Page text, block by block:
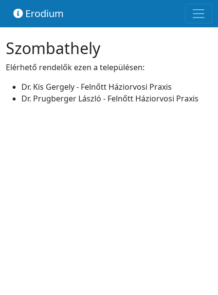
Erodium
Szombathely
Elérhető rendelők ezen a településen:
Dr. Kis Gergely - Felnőtt Háziorvosi Praxis
Dr. Prugberger László - Felnőtt Háziorvosi Praxis